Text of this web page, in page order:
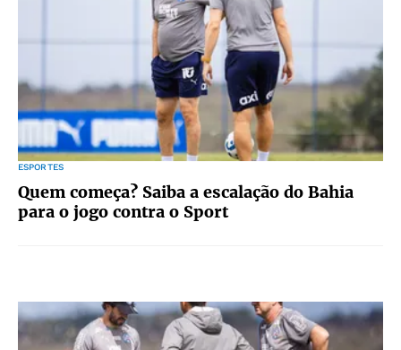
ESPORTES
Quem começa? Saiba a escalação do Bahia
para o jogo contra o Sport